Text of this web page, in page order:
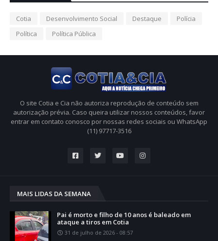
Cotia Desenvolvimento Social Destaque
Polícia
Política
Política Pública
O site Cotia e Cia não autoriza reprodução de conteúdo sem
autorização prévia. Caso queira utilizar nossos conteúdos, favor
entrar em contato conosco por nossas redes sociais ou WhatsApp
(11) 97717-3516
MAIS LIDAS DA SEMANA
Pai é morto e filho de 10 anos é baleado em
ataque a tiros em Cotia
31 de julho de 2026 - 08:57